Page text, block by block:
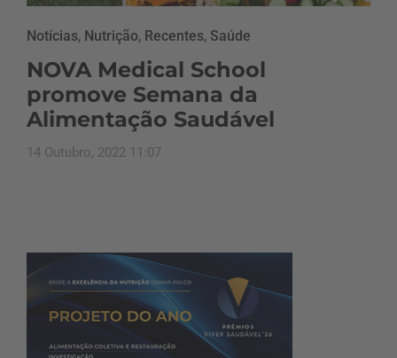
Notícias, Nutrição, Recentes, Saúde
NOVA Medical School
promove Semana da
Alimentação Saudável
14 Outubro, 2022 11:07